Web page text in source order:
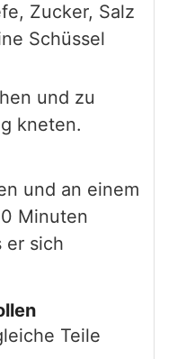
Zucker, Salz
Schüssel
und zu
kneten.
und an einem
Minuten
er sich
Teile